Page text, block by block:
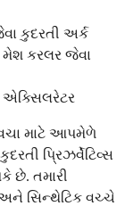
કુદરતી અર્ક
મેશ કરલર જેવા
માટે આપમેળે
પ્રિઝર્વેટિવ્સ
છે. તમારી
અને સિન્થેટિક વચ્ચે